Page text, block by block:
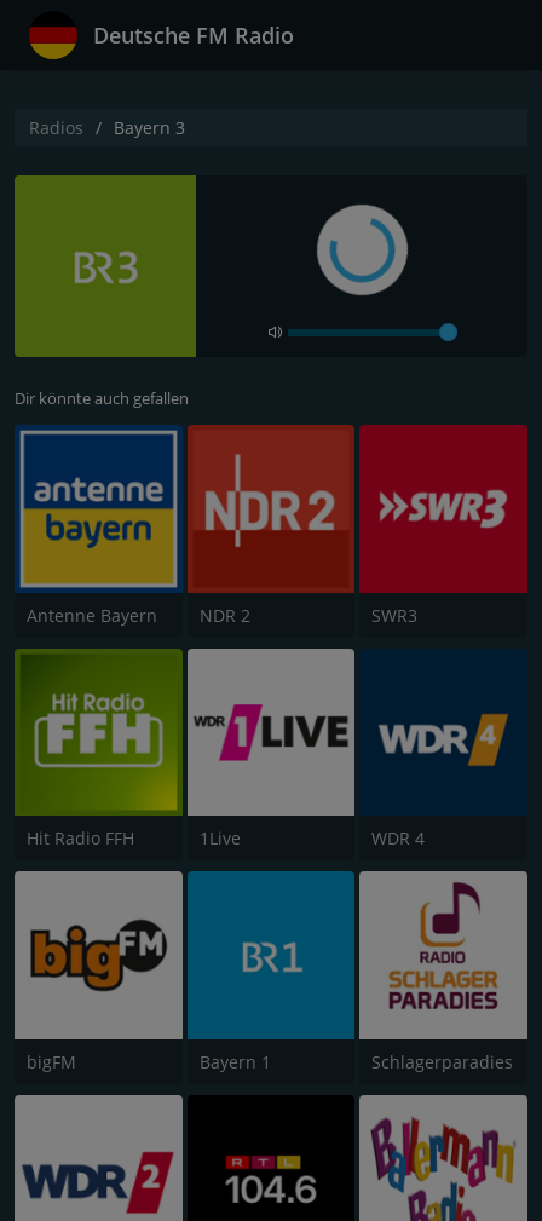
Deutsche FM Radio
Radios Bayern 3
Dir könnte auch gefallen
Antenne Bayern NDR 2 SWR3
Hit Radio FFH 1Live WDR 4
bigFM Bayern 1 Schlagerparadies